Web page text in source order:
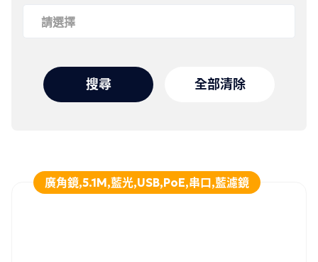
搜尋 全部清除
廣角鏡,5.1M,藍光,USB,PoE,串口,藍濾鏡